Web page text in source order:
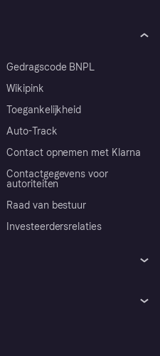
Gedragscode BNPL
Wikipink
Toegankelijkheid
Auto-Track
Contact opnemen met Klarna
Contactgegevens voor
autoriteiten
Raad van bestuur
Investeerdersrelaties